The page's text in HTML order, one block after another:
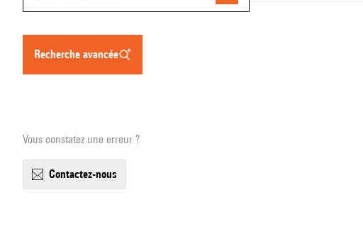
recherche avancée
Vous constatez une erreur ?
contactez-nous